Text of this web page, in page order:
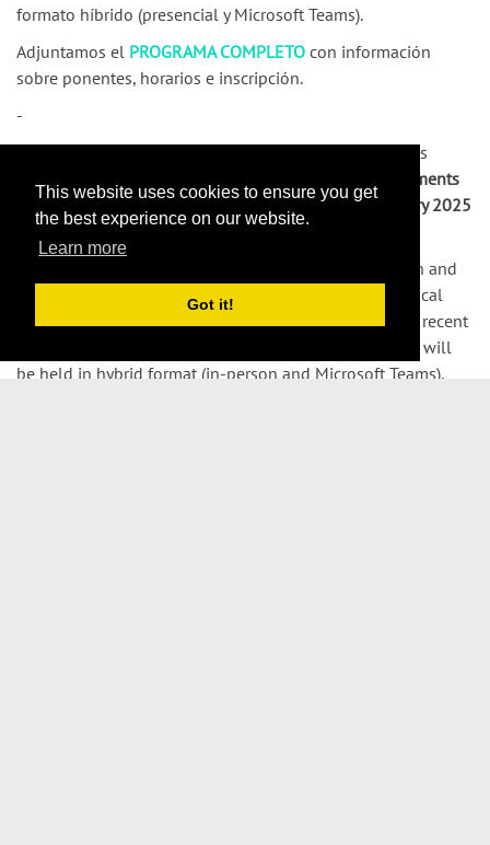
This website uses cookies to ensure you get
the best experience on our website.
Learn more
Got it!
formato híbrido (presencial y Microsoft Teams).
Adjuntamos el PROGRAMA COMPLETO con información
sobre ponentes, horarios e inscripción.
-
is
Seminar on Recent Developments
in EU Competition Law, to be held onFriday, 6 February 2025
at Universidad San Pablo CEU.
This seminar, part of the XXIX Expert Title in European and
Spanish Competition Law, will address two highly topical
issues: artificial intelligence and competition law, and recent
developments in the pharmaceutical sector. The event will
be held in hybrid format (in-person and Microsoft Teams).